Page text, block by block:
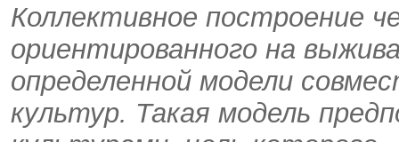
Коллективное построение
ориентированного на
определенной модели
культур. Такая модель